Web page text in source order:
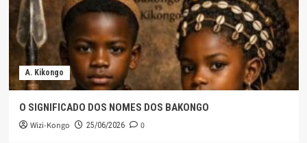
A. Kikongo
O SIGNIFICADO DOS NOMES DOS BAKONGO
Wizi-Kongo 25/06/2026 0